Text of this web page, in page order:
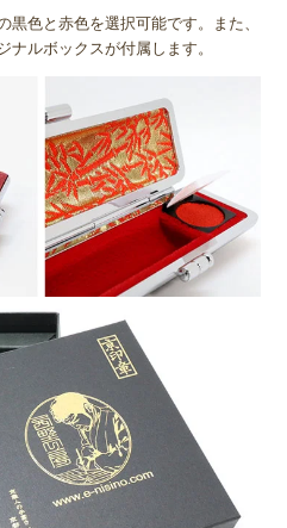
色と赤色を選択可能です。また、
ナルボックスが付属します。